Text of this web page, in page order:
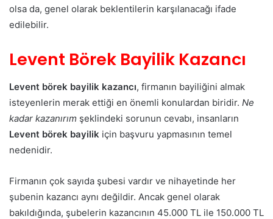
olsa da, genel olarak beklentilerin karşılanacağı ifade
edilebilir.
Levent Börek Bayilik Kazancı
Levent börek bayilik kazancı, firmanın bayiliğini almak
isteyenlerin merak ettiği en önemli konulardan biridir. Ne
kadar kazanırım şeklindeki sorunun cevabı, insanların
Levent börek bayilik için başvuru yapmasının temel
nedenidir.
Firmanın çok sayıda şubesi vardır ve nihayetinde her
şubenin kazancı aynı değildir. Ancak genel olarak
bakıldığında, şubelerin kazancının 45.000 TL ile 150.000 TL